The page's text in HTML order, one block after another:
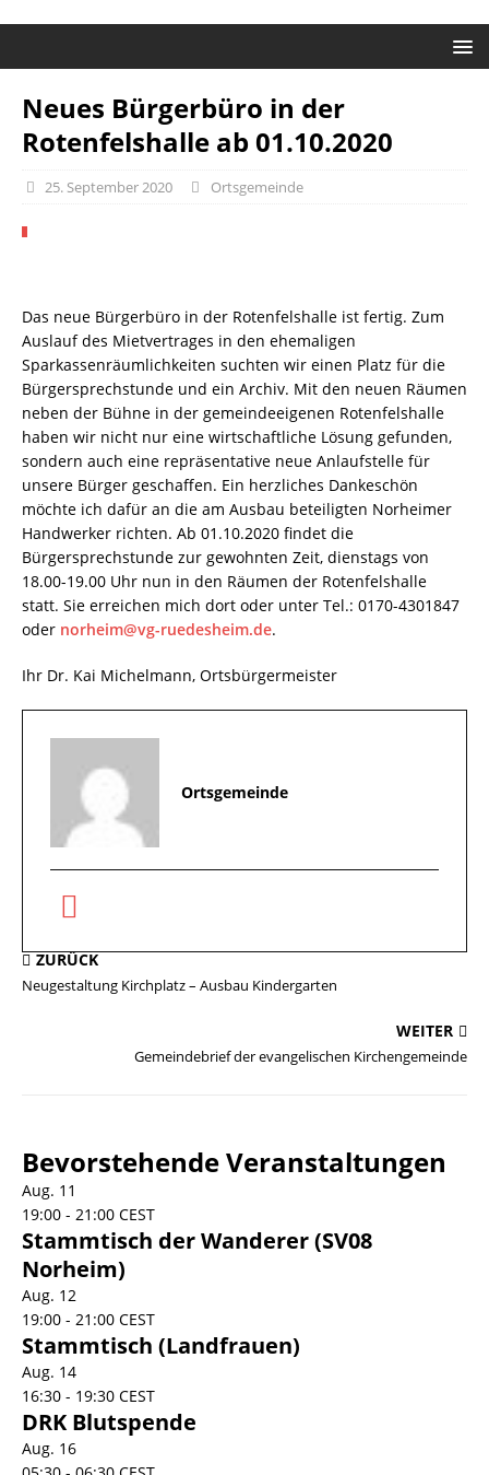
Neues Bürgerbüro in der
Rotenfelshalle ab 01.10.2020
25. September 2020 Ortsgemeinde
Das neue Bürgerbüro in der Rotenfelshalle ist fertig. Zum
Auslauf des Mietvertrages in den ehemaligen
Sparkassenräumlichkeiten suchten wir einen Platz für die
Bürgersprechstunde und ein Archiv. Mit den neuen Räumen
neben der Bühne in der gemeindeeigenen Rotenfelshalle
haben wir nicht nur eine wirtschaftliche Lösung gefunden,
sondern auch eine repräsentative neue Anlaufstelle für
unsere Bürger geschaffen. Ein herzliches Dankeschön
möchte ich dafür an die am Ausbau beteiligten Norheimer
Handwerker richten. Ab 01.10.2020 findet die
Bürgersprechstunde zur gewohnten Zeit, dienstags von
18.00-19.00 Uhr nun in den Räumen der Rotenfelshalle
statt. Sie erreichen mich dort oder unter Tel.: 0170-4301847
oder norheim@vg-ruedesheim.de.
Ihr Dr. Kai Michelmann, Ortsbürgermeister
Ortsgemeinde
ZURÜCK
Neugestaltung Kirchplatz – Ausbau Kindergarten
WEITER
Gemeindebrief der evangelischen Kirchengemeinde
Bevorstehende Veranstaltungen
Aug. 11
19:00 - 21:00 CEST
Stammtisch der Wanderer (SV08
Norheim)
Aug. 12
19:00 - 21:00 CEST
Stammtisch (Landfrauen)
Aug. 14
16:30 - 19:30 CEST
DRK Blutspende
Aug. 16